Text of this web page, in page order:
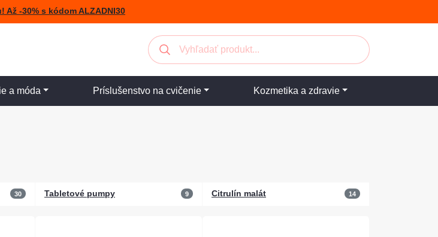
Až -30% s kódom ALZADNI30
a móda Príslušenstvo na cvičenie Kozmetika a zdravie
30 Tabletové pumpy 9 Citrulín malát 14